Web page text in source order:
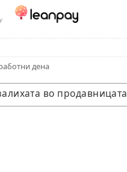
дена
во продавницата